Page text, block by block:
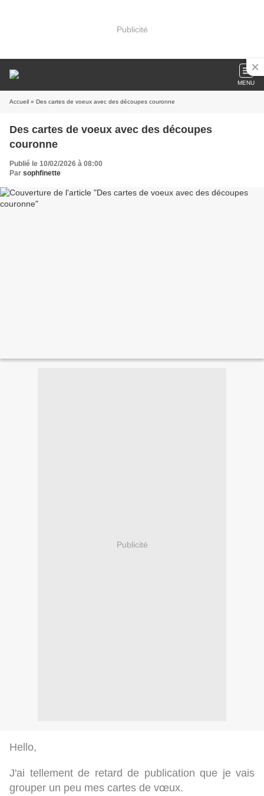
Publicité
MENU
Accueil » Des cartes de voeux avec des découpes couronne
Des cartes de voeux avec des découpes
couronne
Publié le 10/02/2026 à 08:00
Par sophfinette
Publicité
Hello,
J'ai tellement de retard de publication que je vais
grouper un peu mes cartes de vœux.